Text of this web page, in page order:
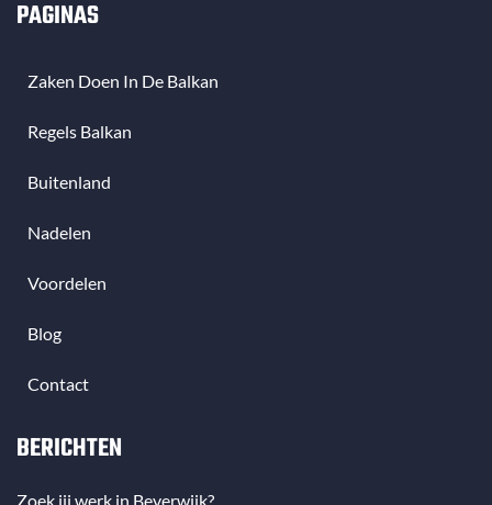
PAGINAS
Zaken Doen In De Balkan
Regels Balkan
Buitenland
Nadelen
Voordelen
Blog
Contact
BERICHTEN
Zoek jij werk in Beverwijk?